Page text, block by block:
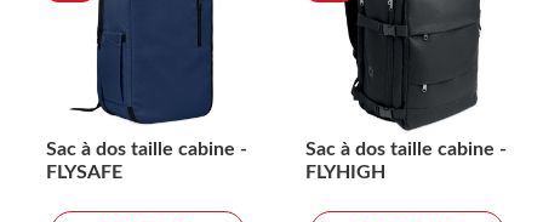
Sac à dos taille cabine -
FLYSAFE
Sac à dos taille cabine -
FLYHIGH